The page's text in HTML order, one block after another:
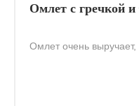
Омлет с гречкой
Омлет очень выручает,